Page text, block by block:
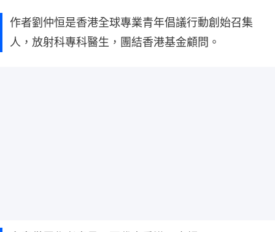
作者劉仲恒是香港全球專業青年倡議行動創始召集
人，放射科專科醫生，團結香港基金顧問。